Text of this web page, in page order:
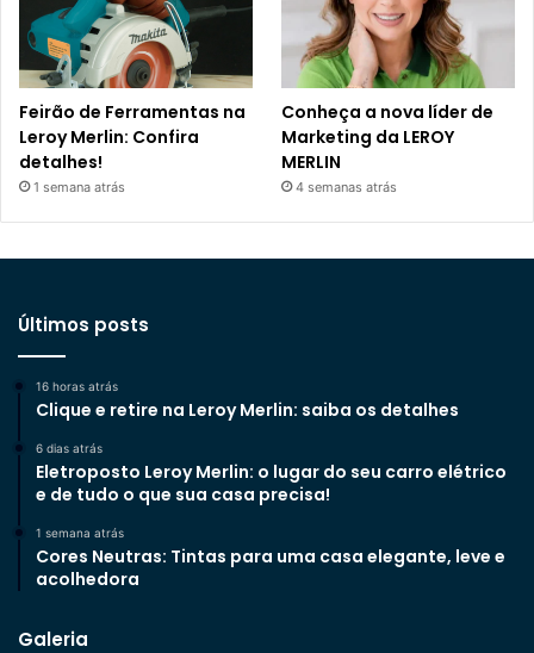
Feirão de Ferramentas na
Leroy Merlin: Confira
detalhes!
1 semana atrás
Conheça a nova líder de
Marketing da LEROY
MERLIN
4 semanas atrás
Últimos posts
16 horas atrás
Clique e retire na Leroy Merlin: saiba os detalhes
6 dias atrás
Eletroposto Leroy Merlin: o lugar do seu carro elétrico
e de tudo o que sua casa precisa!
1 semana atrás
Cores Neutras: Tintas para uma casa elegante, leve e
acolhedora
Galeria